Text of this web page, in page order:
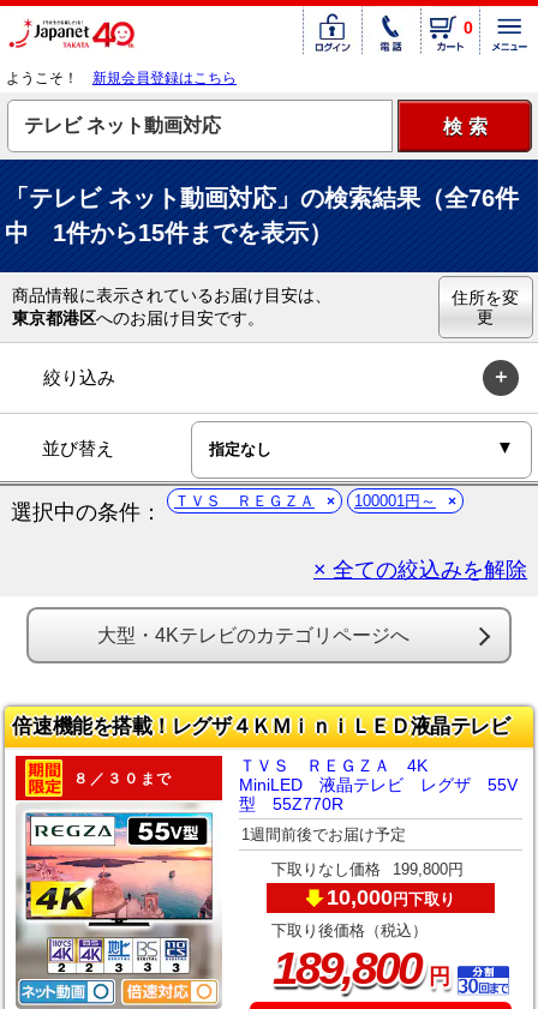
0
ようこそ！ 新規会員登録はこちら
「テレビ ネット動画対応」の検索結果（全76件
中 1件から15件までを表示）
商品情報に表示されているお届け目安は、
東京都港区へのお届け目安です。
住所を変
更
絞り込み
並び替え
選択中の条件： ＴＶＳ ＲＥＧＺＡ 100001円～
× 全ての絞込みを解除
大型・4Kテレビのカテゴリページへ
倍速機能を搭載！レグザ４ＫＭｉｎｉＬＥＤ液晶テレビ
８／３０まで
ＴＶＳ ＲＥＧＺＡ 4K
MiniLED 液晶テレビ レグザ 55V
型 55Z770R
1週間前後でお届け予定
下取りなし価格 199,800円
10,000円下取り
下取り後価格（税込）
189,800円